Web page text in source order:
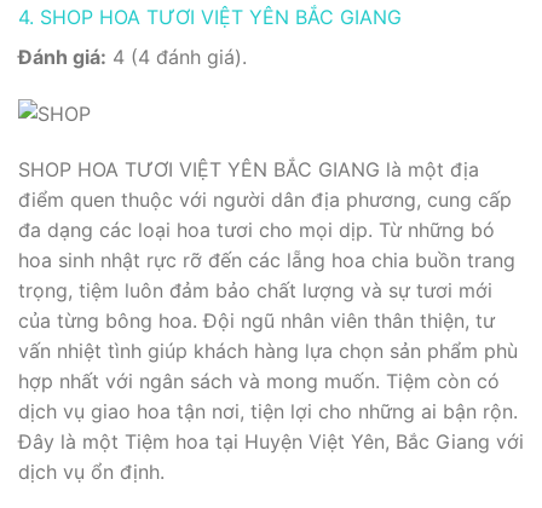
4. SHOP HOA TƯƠI VIỆT YÊN BẮC GIANG
Đánh giá: 4 (4 đánh giá).
SHOP HOA TƯƠI VIỆT YÊN BẮC GIANG là một địa
điểm quen thuộc với người dân địa phương, cung cấp
đa dạng các loại hoa tươi cho mọi dịp. Từ những bó
hoa sinh nhật rực rỡ đến các lẵng hoa chia buồn trang
trọng, tiệm luôn đảm bảo chất lượng và sự tươi mới
của từng bông hoa. Đội ngũ nhân viên thân thiện, tư
vấn nhiệt tình giúp khách hàng lựa chọn sản phẩm phù
hợp nhất với ngân sách và mong muốn. Tiệm còn có
dịch vụ giao hoa tận nơi, tiện lợi cho những ai bận rộn.
Đây là một Tiệm hoa tại Huyện Việt Yên, Bắc Giang với
dịch vụ ổn định.